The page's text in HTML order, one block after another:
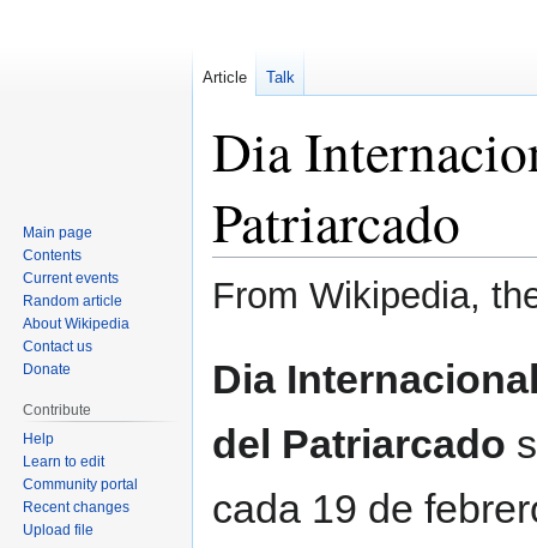
Dia
Patriarcado
From Wikipedia,
toto
Dia
del Patriarcado
cada 19 de
Article Talk
Main page
Contents
Current events
Random article
About Wikipedia
Contact us
Donate
Contribute
Help
Learn to edit
Community portal
Recent changes
Upload file